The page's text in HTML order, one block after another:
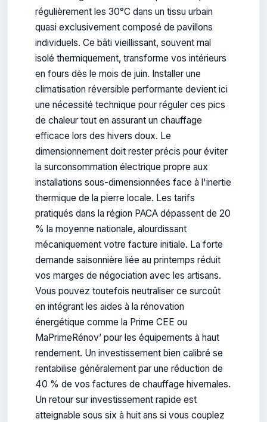
régulièrement les 30°C dans un tissu urbain
quasi exclusivement composé de pavillons
individuels. Ce bâti vieillissant, souvent mal
isolé thermiquement, transforme vos intérieurs
en fours dès le mois de juin. Installer une
climatisation réversible performante devient ici
une nécessité technique pour réguler ces pics
de chaleur tout en assurant un chauffage
efficace lors des hivers doux. Le
dimensionnement doit rester précis pour éviter
la surconsommation électrique propre aux
installations sous-dimensionnées face à l'inertie
thermique de la pierre locale. Les tarifs
pratiqués dans la région PACA dépassent de 20
% la moyenne nationale, alourdissant
mécaniquement votre facture initiale. La forte
demande saisonnière liée au printemps réduit
vos marges de négociation avec les artisans.
Vous pouvez toutefois neutraliser ce surcoût
en intégrant les aides à la rénovation
énergétique comme la Prime CEE ou
MaPrimeRénov’ pour les équipements à haut
rendement. Un investissement bien calibré se
rentabilise généralement par une réduction de
40 % de vos factures de chauffage hivernales.
Un retour sur investissement rapide est
atteignable sous six à huit ans si vous couplez